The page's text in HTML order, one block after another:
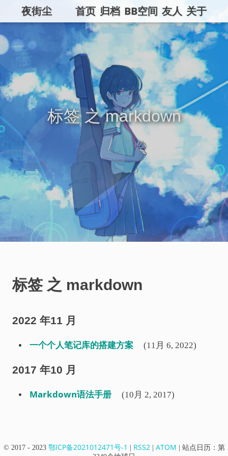
夜街尘 首页 归档 BB空间 友人 关于
标签 之 markdown
标签 之 markdown
2022 年11 月
一个个人笔记库的搭建方案 (11月 6, 2022)
2017 年10 月
Markdown语法手册 (10月 2, 2017)
© 2017 - 2023 鄂ICP备2021012471号-1 RSS2| ATOM
站点日历：第